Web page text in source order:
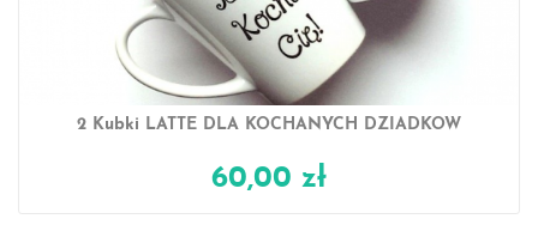
2 Kubki LATTE DLA KOCHANYCH DZIADKÓW
60,00 zł